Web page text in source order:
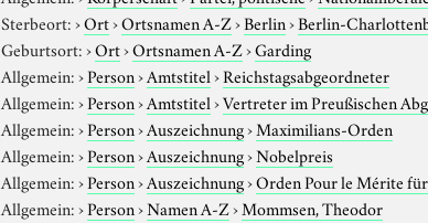
Sterbeort:›Ort›Ortsnamen A-Z›Berlin›Berlin-
Geburtsort:›Ort›Ortsnamen A-Z›Garding
Allgemein:›Person›Amtstitel›Reichstagsabgeordneter
Allgemein:›Person›Amtstitel›Vertreter im Preußischen
Allgemein:›Person›Auszeichnung›Maximilians-Orden
Allgemein:›Person›Auszeichnung›Nobelpreis
Allgemein:›Person›Auszeichnung›Orden Pour le Mérite
Allgemein:›Person›Namen A-Z›Mommsen, Theodor